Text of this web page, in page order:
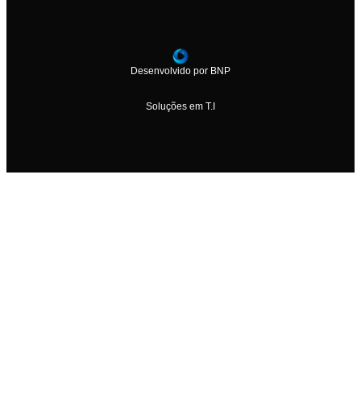
Desenvolvido por BNP
Soluções em T.I